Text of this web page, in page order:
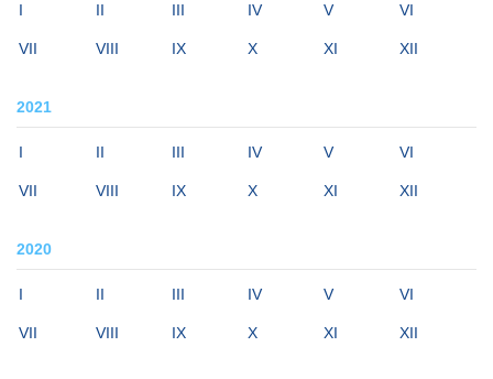
I II III IV V VI
VII VIII IX X XI XII
2021
I II III IV V VI
VII VIII IX X XI XII
2020
I II III IV V VI
VII VIII IX X XI XII